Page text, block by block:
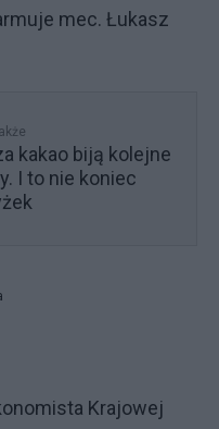
mec. Łukasz
kakao biją kolejne
I to nie koniec
Krajowej